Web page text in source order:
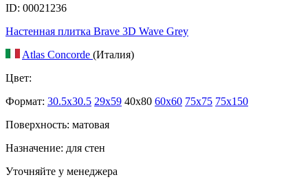
ID: 00021236
Настенная плитка Brave 3D Wave Grey
Atlas Concorde (Италия)
Цвет:
Формат: 30.5x30.5 29x59 40x80 60x60 75x75 75x150
Поверхность: матовая
Назначение: для стен
Уточняйте у менеджера